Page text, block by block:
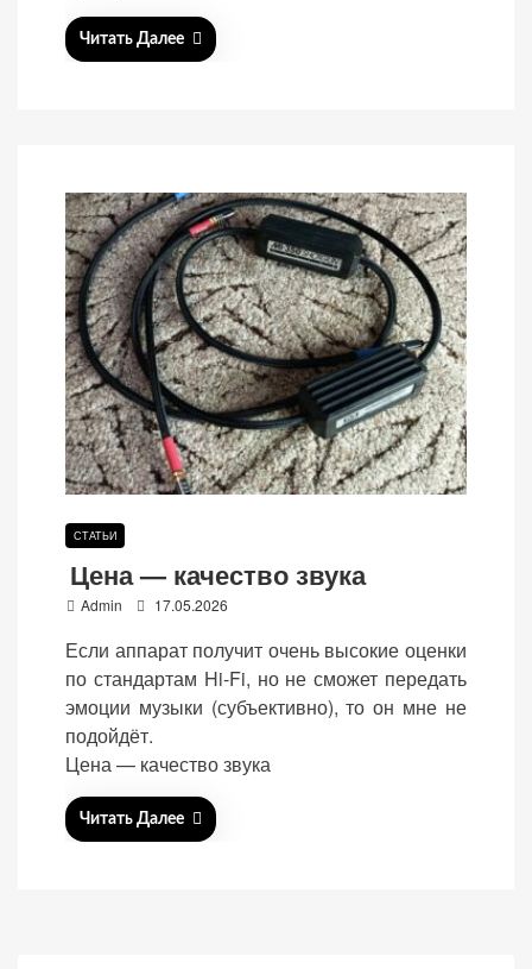
Читать Далее
СТАТЬИ
Цена — качество звука
Admin
s
t
e
d
o
n
17.05.2026
Если аппарат получит очень высокие оценки
по стандартам Hi-Fi, но не сможет передать
эмоции музыки (субъективно), то он мне не
подойдёт.
Цена — качество звука
Читать Далее